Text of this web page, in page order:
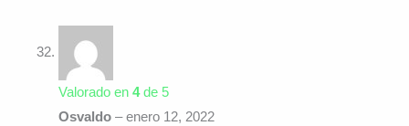
Valorado en 4de 5
Osvaldo – enero 12, 2022